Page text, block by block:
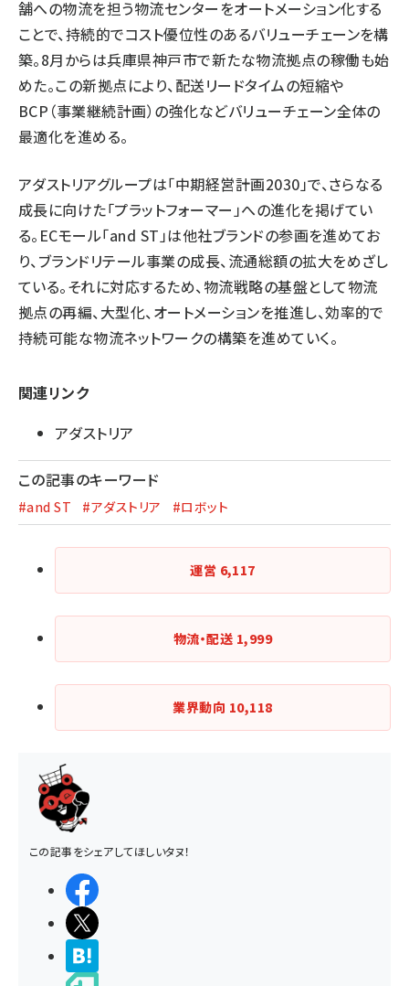
舗への物流を担う物流センターをオートメーション化する
ことで、持続的でコスト優位性のあるバリューチェーンを構
築。8月からは兵庫県神戸市で新たな物流拠点の稼働も始
めた。この新拠点により、配送リードタイムの短縮や
BCP（事業継続計画）の強化などバリューチェーン全体の
最適化を進める。
アダストリアグループは「中期経営計画2030」で、さらなる
成長に向けた「プラットフォーマー」への進化を掲げてい
る。ECモール「and ST」は他社ブランドの参画を進めてお
り、ブランドリテール事業の成長、流通総額の拡大をめざし
ている。それに対応するため、物流戦略の基盤として物流
拠点の再編、大型化、オートメーションを推進し、効率的で
持続可能な物流ネットワークの構築を進めていく。
関連リンク
アダストリア
この記事のキーワード
#and ST #アダストリア #ロボット
運営 6,117
物流・配送 1,999
業界動向 10,118
この記事をシェアしてほしいタヌ！